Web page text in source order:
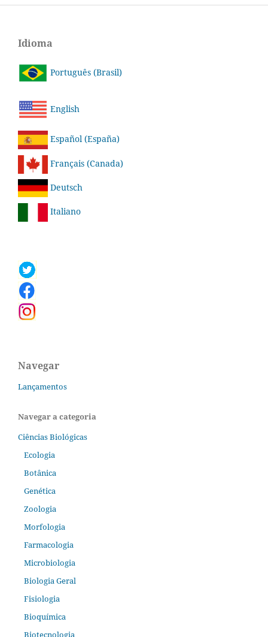
Idioma
Português (Brasil)
English
Español (España)
Français (Canada)
Deutsch
Italiano
Navegar
Lançamentos
Navegar a categoria
Ciências Biológicas
Ecologia
Botânica
Genética
Zoologia
Morfologia
Farmacologia
Microbiologia
Biologia Geral
Fisiologia
Bioquímica
Biotecnologia